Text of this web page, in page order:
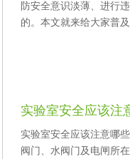
防安全意识淡薄、进行
的。本文就来给大家普
实验室安全应该注
实验室安全应该注意哪些
阀门、水阀门及电闸所